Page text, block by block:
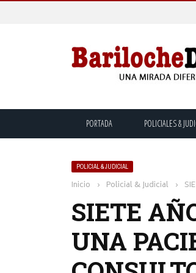
PORTADA POLICIALES &
POLICIAL & JUDICIAL
Inicio › Policial & Judicial ›
SIETE
UNA